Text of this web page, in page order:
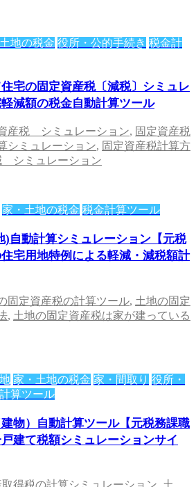
地の税金 役所・公的手続き 税金計
住宅の固定資産税〔減税〕シミュレ
減額の税金自動計算ツール
産税 シミュレーション, 固定資産税
シミュレーション, 固定資産税計算方
シミュレーション
家・土地の税金 税金計算ツール
)自動計算シミュレーション【元税
宅用地特例による軽減・減税額計
固定資産税の計算ツール, 土地の固定
, 土地の固定資産税は家が建っている
家・土地の税金 家・間取り 役所・
算ツール
物）自動計算ツール【元税務課職
建て税額シミュレーションサイ